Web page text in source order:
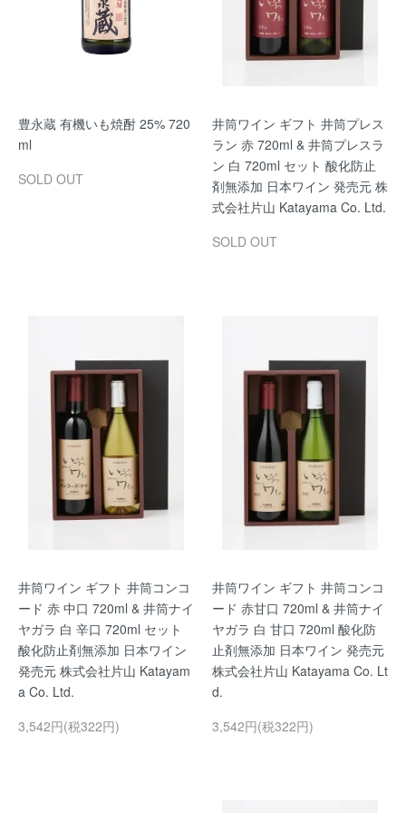
豊永蔵 有機いも焼酎 25% 720
ml
SOLD OUT
井筒ワイン ギフト 井筒プレス
ラン 赤 720ml & 井筒プレスラ
ン 白 720ml セット 酸化防止
剤無添加 日本ワイン 発売元 株
式会社片山 Katayama Co. Ltd.
SOLD OUT
井筒ワイン ギフト 井筒コンコ
ード 赤 中口 720ml & 井筒ナイ
ヤガラ 白 辛口 720ml セット
酸化防止剤無添加 日本ワイン
発売元 株式会社片山 Katayam
a Co. Ltd.
3,542円(税322円)
井筒ワイン ギフト 井筒コンコ
ード 赤甘口 720ml & 井筒ナイ
ヤガラ 白 甘口 720ml 酸化防
止剤無添加 日本ワイン 発売元
株式会社片山 Katayama Co. Lt
d.
3,542円(税322円)